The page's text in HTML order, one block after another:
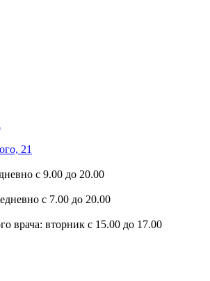
21
с 9.00 до 20.00
с 7.00 до 20.00
врача: вторник с 15.00 до 17.00